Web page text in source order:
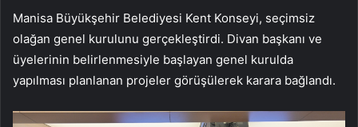
Manisa Büyükşehir Belediyesi Kent Konseyi, seçimsiz
olağan genel kurulunu gerçekleştirdi. Divan başkanı ve
üyelerinin belirlenmesiyle başlayan genel kurulda
yapılması planlanan projeler görüşülerek karara bağlandı.